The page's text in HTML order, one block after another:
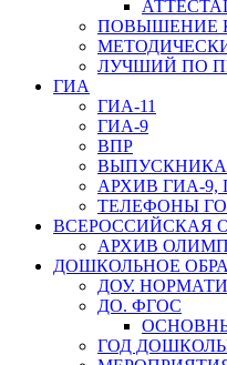
ПОВЫШЕНИЕ
ЛУЧШИЙ ПО
ГИА
ГИА-11
ГИА-9
ВПР
АРХИВ ГИА-9,
ТЕЛЕФОНЫ
ВСЕРОССИЙСКАЯ
АРХИВ
ДОШКОЛЬНОЕ
ДОУ.
ДО. ФГОС
ГОД